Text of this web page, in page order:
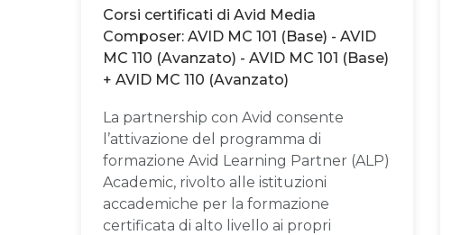
Corsi certificati di Avid Media
Composer: AVID MC 101 (Base) - AVID
MC 110 (Avanzato) - AVID MC 101 (Base)
+ AVID MC 110 (Avanzato)
La partnership con Avid consente
l’attivazione del programma di
formazione Avid Learning Partner (ALP)
Academic, rivolto alle istituzioni
accademiche per la formazione
certificata di alto livello ai propri